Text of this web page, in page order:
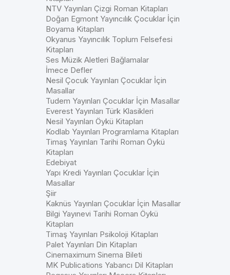
NTV Yayınları Çizgi Roman Kitapları
Doğan Egmont Yayıncılık Çocuklar İçin
Boyama Kitapları
Okyanus Yayıncılık Toplum Felsefesi
Kitapları
Ses Müzik Aletleri Bağlamalar
İmece Defler
Nesil Çocuk Yayınları Çocuklar İçin
Masallar
Tudem Yayınları Çocuklar İçin Masallar
Everest Yayınları Türk Klasikleri
Nesil Yayınları Öykü Kitapları
Kodlab Yayınları Programlama Kitapları
Timaş Yayınları Tarihi Roman Öykü
Kitapları
Edebiyat
Yapı Kredi Yayınları Çocuklar İçin
Masallar
Şiir
Kaknüs Yayınları Çocuklar İçin Masallar
Bilgi Yayınevi Tarihi Roman Öykü
Kitapları
Timaş Yayınları Psikoloji Kitapları
Palet Yayınları Din Kitapları
Cinemaximum Sinema Bileti
MK Publications Yabancı Dil Kitapları